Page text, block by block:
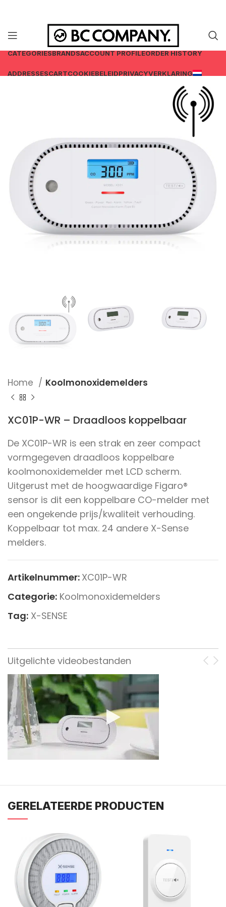
CATEGORIESBRANDSACCOUNT PROFILEORDER HISTORY
ADDRESSESCARTCOOKIEBELEIDPRIVACYVERKLARING
Home Koolmonoxidemelders
XC01P-WR – Draadloos koppelbaar
De XC01P-WR is een strak en zeer compact
vormgegeven draadloos koppelbare
koolmonoxidemelder met LCD scherm.
Uitgerust met de hoogwaardige Figaro®
sensor is dit een koppelbare CO-melder met
een ongekende prijs/kwaliteit verhouding.
Koppelbaar tot max. 24 andere X-Sense
melders.
Artikelnummer: XC01P-WR
Categorie: Koolmonoxidemelders
Tag: X-SENSE
Uitgelichte videobestanden
GERELATEERDE PRODUCTEN